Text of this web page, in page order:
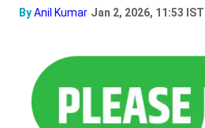
ByAnil Kumar Jan 2, 2026, 11:53 IST